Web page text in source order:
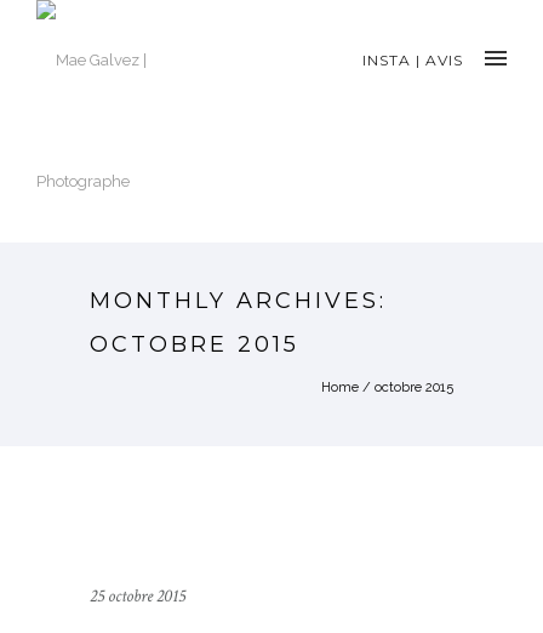
INSTA | AVIS
MONTHLY ARCHIVES:
OCTOBRE 2015
Home / octobre 2015
25 octobre 2015